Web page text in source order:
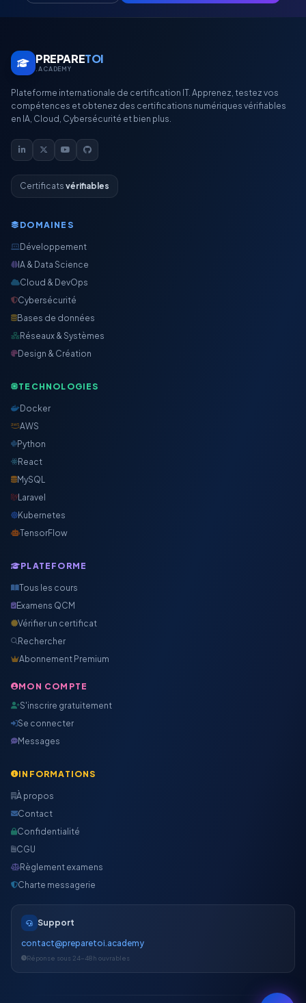
PREPARETOI
.ACADEMY
Plateforme internationale de certification IT. Apprenez, testez vos
compétences et obtenez des certifications numériques vérifiables
en IA, Cloud, Cybersécurité et bien plus.
Certificats vérifiables
DOMAINES
Développement
IA & Data Science
Cloud & DevOps
Cybersécurité
Bases de données
Réseaux & Systèmes
Design & Création
TECHNOLOGIES
Docker
AWS
Python
React
MySQL
Laravel
Kubernetes
TensorFlow
PLATEFORME
Tous les cours
Examens QCM
Vérifier un certificat
Rechercher
Abonnement Premium
MON COMPTE
S'inscrire gratuitement
Se connecter
Messages
INFORMATIONS
À propos
Contact
Confidentialité
CGU
Règlement examens
Charte messagerie
Support
contact@preparetoi.academy
Réponse sous 24-48h ouvrables